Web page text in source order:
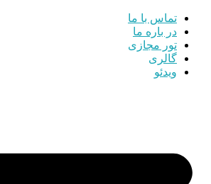
تماس با ما
در باره ما
تور مجازی
گالری
ویدئو